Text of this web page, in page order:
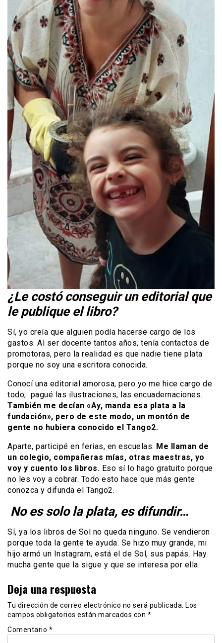
¿Le costó conseguir un editorial que
le publique el libro?
Sí, yo creía que alguien podía hacerse cargo de los
gastos. Al ser docente tantos años, tenía contactos de
promotoras, pero la realidad es que nadie tiene plata
porque no soy una escritora conocida.
Conocí una editorial amorosa, pero yo me hice cargo de
todo, pagué las ilustraciones, las encuadernaciones.
También me decían «Ay, manda esa plata a la
fundación», pero de este modo, un montón de
gente no hubiera conocido el Tango2.
Aparte, participé en ferias, en escuelas. Me llaman de
un colegio, compañeras mías, otras maestras, yo
voy y cuento los libros. Eso sí lo hago gratuito porque
no les voy a cobrar. Todo esto hace que más gente
conozca y difunda el Tango2.
No es solo la plata, es difundir…
Sí, ya los libros de Sol no queda ninguno. Se vendieron
porque toda la gente te ayuda. Se hizo muy grande, mi
hijo armó un Instagram, está el de Sol, sus papás. Hay
mucha gente que la sigue y que se interesa por ella.
Deja una respuesta
Tu dirección de correo electrónico no será publicada.
Los
campos obligatorios están marcados con *
Comentario *